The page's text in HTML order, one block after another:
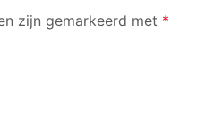
zijn gemarkeerd met *